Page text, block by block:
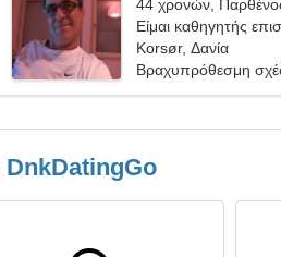
44 χρονών,
Είμαι καθηγητής
ονειροπόλα γυναίκα
Korsør, Δανία
Βραχυπρόθεσμη
DnkDatingGo